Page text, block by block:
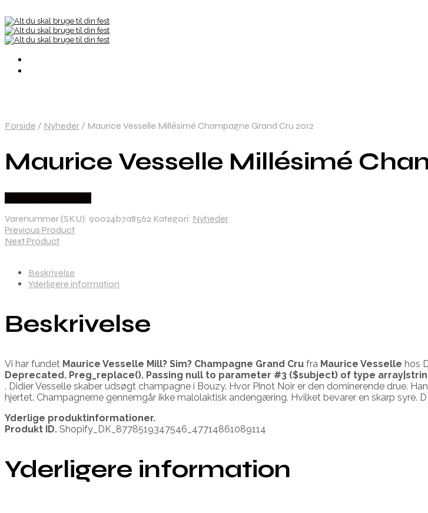
Forside / Nyheder / Maurice Vesselle Millésimé Champagne Grand Cru 2012
Maurice Vesselle Millésimé
Varenummer (SKU): 90024b7a8562 Kategori: Nyheder
Previous Product
Next Product
Beskrivelse
Yderligere information
Beskrivelse
Vi har fundet Maurice Vesselle Mill? Sim? Champagne Grand Cru fra Maurice Vesselle hos
Deprecated. Preg_replace(). Passing null to parameter #3 ($subject) of type
. Didier Vesselle skaber udsøgt champagne i Bouzy. Hvor Pinot Noir er den dominerende drue.
hjertet. Champagnerne gennemgår ikke malolaktisk andengæring. Hvilket bevarer en skarp syre. D
Yderlige produktinformationer.
Produkt ID. Shopify_DK_8778519347546_47714861089114
Yderligere information